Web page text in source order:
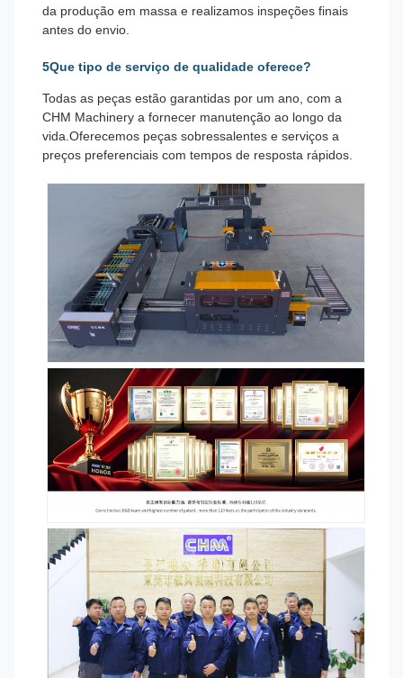
da produção em massa e realizamos inspeções finais
antes do envio.
5Que tipo de serviço de qualidade oferece?
Todas as peças estão garantidas por um ano, com a
CHM Machinery a fornecer manutenção ao longo da
vida.Oferecemos peças sobressalentes e serviços a
preços preferenciais com tempos de resposta rápidos.